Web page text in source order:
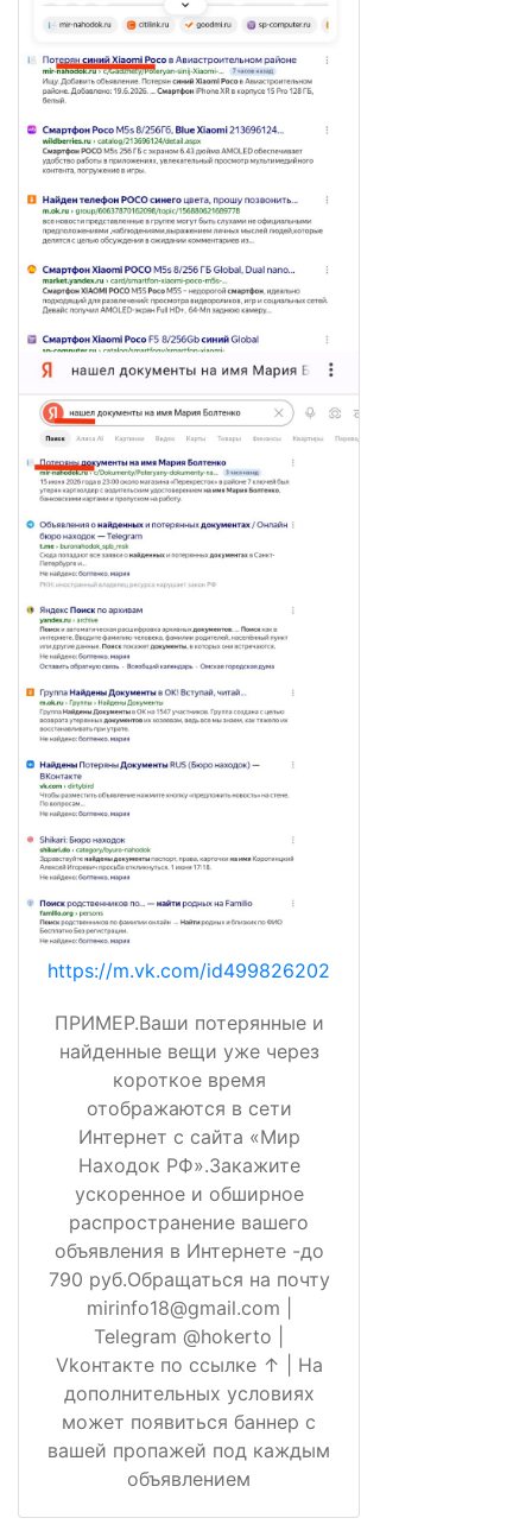
https://m.vk.com/id499826202
ПРИМЕР.Ваши потерянные и
найденные вещи уже через
короткое время
отображаются в сети
Интернет с сайта «Мир
Находок РФ».Закажите
ускоренное и обширное
распространение вашего
объявления в Интернете -до
790 руб.Обращаться на почту
mirinfo18@gmail.com |
Telegram @hokerto |
Vkонтакте по ссылке ↑ | На
дополнительных условиях
может появиться баннер с
вашей пропажей под каждым
объявлением